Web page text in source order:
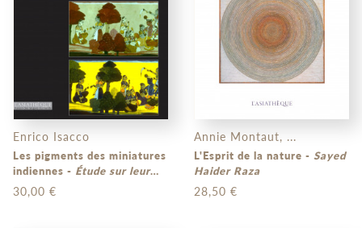
Enrico Isacco
Les pigments des miniatures
indiennes - Étude sur leur
usage par une méthode
photographique
30,00 €
Annie Montaut, ...
L'Esprit de la nature - Sayed
Haider Raza
28,50 €